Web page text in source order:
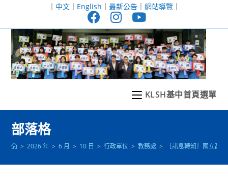
至
｜ 中文｜ English ｜ 最新公告｜ 網站導覽｜
KLSH基中首頁選單
部落格
> 2026 年 > 6 月 > 10 日 > 行政單位 > 教務處 > ［訊息轉知］國立高